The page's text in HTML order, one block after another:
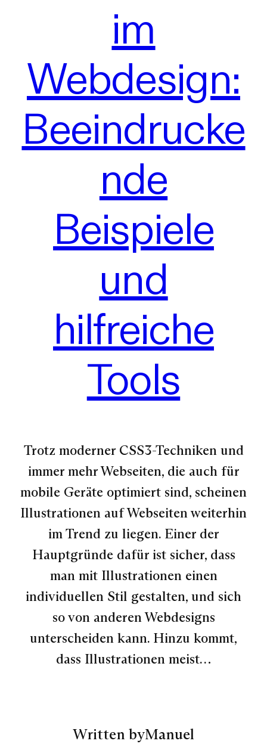
im
Webdesign:
Beeindrucke
nde
Beispiele
und
hilfreiche
Tools
Trotz moderner CSS3-Techniken und
immer mehr Webseiten, die auch für
mobile Geräte optimiert sind, scheinen
Illustrationen auf Webseiten weiterhin
im Trend zu liegen. Einer der
Hauptgründe dafür ist sicher, dass
man mit Illustrationen einen
individuellen Stil gestalten, und sich
so von anderen Webdesigns
unterscheiden kann. Hinzu kommt,
dass Illustrationen meist…
Written byManuel